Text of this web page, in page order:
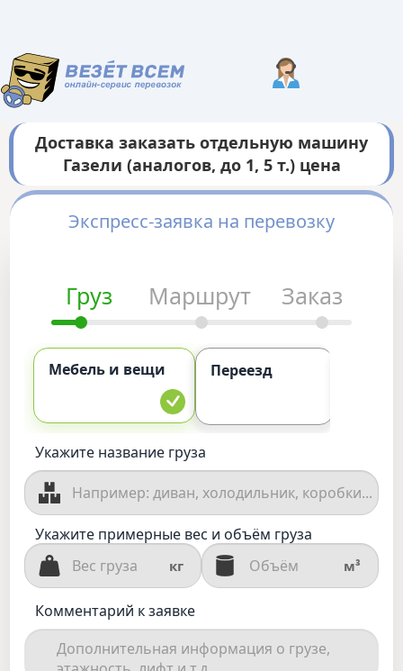
Доставка заказать отдельную машину
Газели (аналогов, до 1, 5 т.) цена
Экспресс-заявка на перевозку
Груз Маршрут Заказ
Мебель и вещи Переезд
Укажите название груза
Укажите примерные вес и объём груза
кг м³
Комментарий к заявке